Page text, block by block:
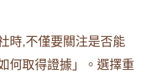
時,不僅要關注是否能
何取得證據」。選擇重